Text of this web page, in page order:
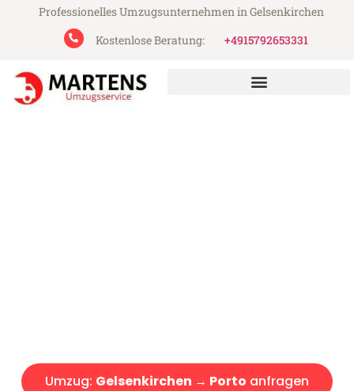
Professionelles Umzugsunternehmen in Gelsenkirchen
Kostenlose Beratung:
+4915792653331
Umzug: Gelsenkirchen → Porto anfragen